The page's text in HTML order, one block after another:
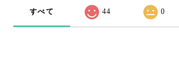
すべて 44 0